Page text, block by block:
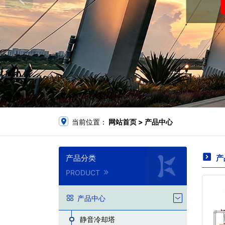
当前位置： 网站首页 > 产品中心
产品分类
PRODUCT
产品中心
静音冷却塔